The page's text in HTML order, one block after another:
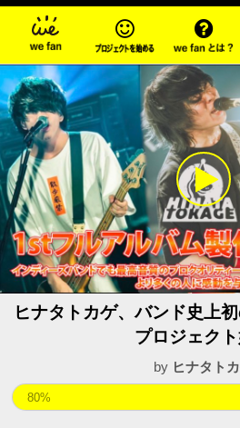
ヒナタトカゲ、バンド史上
プロジェク
by ヒナタト
80%